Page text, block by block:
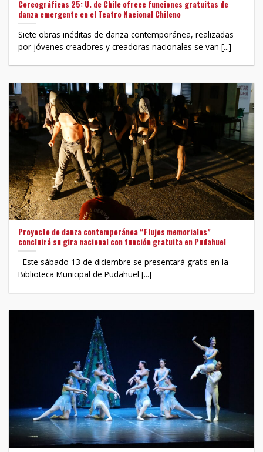
Coreográficas 25: U. de Chile ofrece funciones gratuitas de
danza emergente en el Teatro Nacional Chileno
Siete obras inéditas de danza contemporánea, realizadas
por jóvenes creadores y creadoras nacionales se van [...]
Proyecto de danza contemporánea “Flujos memoriales”
concluirá su gira nacional con función gratuita en Pudahuel
Este sábado 13 de diciembre se presentará gratis en la
Biblioteca Municipal de Pudahuel [...]